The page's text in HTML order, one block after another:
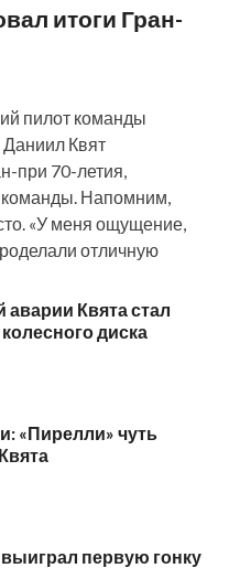
итоги Гран-
пилот команды
Квят
при 70-летия,
Напомним,
«У меня ощущение,
отличную
аварии Квята стал
диска
«Пирелли» чуть
первую гонку